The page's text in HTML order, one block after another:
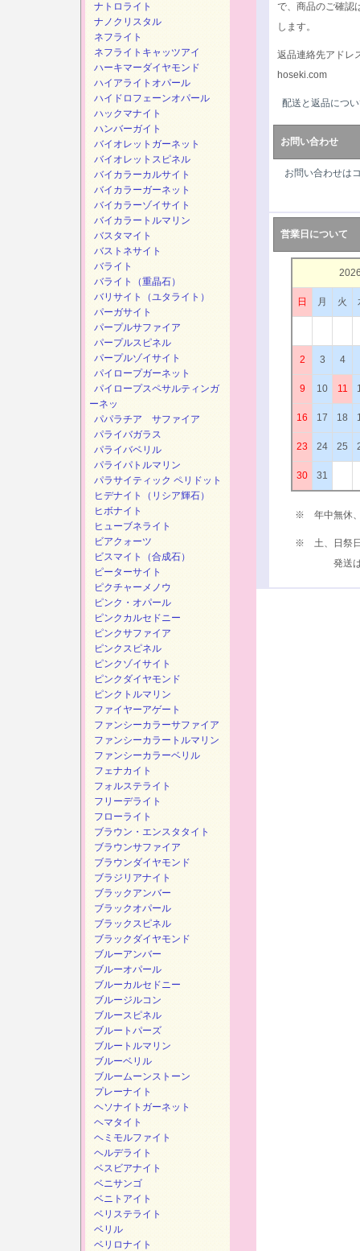
で、商品のご確認
します。
返品連絡先アドレ
hoseki.com
配送と返品につ
お問い合わせ
お問い合わせは
営業日について
日 月 火
2 3 4
9 10 11
16 17 18
23 24 25
30 31
※ 年中無休、
※ 土、日祭日
発送は、
ナトロライト
ナノクリスタル
ネフライト
ネフライトキャッツアイ
ハーキマーダイヤモンド
ハイアライトオパール
ハイドロフェーンオパール
ハックマナイト
ハンバーガイト
バイオレットガーネット
バイオレットスピネル
バイカラーカルサイト
バイカラーガーネット
バイカラーゾイサイト
バイカラートルマリン
バスタマイト
バストネサイト
バライト
バライト（重晶石）
バリサイト（ユタライト）
パーガサイト
パープルサファイア
パープルスピネル
パープルゾイサイト
パイロープガーネット
パイロープスペサルティンガ
ーネッ
パパラチア サファイア
パライバガラス
パライバベリル
パライパトルマリン
パラサイティック ペリドット
ヒデナイト（リシア輝石）
ヒボナイト
ヒューブネライト
ビアクォーツ
ビスマイト（合成石）
ピーターサイト
ピクチャーメノウ
ピンク・オパール
ピンクカルセドニー
ピンクサファイア
ピンクスピネル
ピンクゾイサイト
ピンクダイヤモンド
ピンクトルマリン
ファイヤーアゲート
ファンシーカラーサファイア
ファンシーカラートルマリン
ファンシーカラーベリル
フェナカイト
フォルステライト
フリーデライト
フローライト
ブラウン・エンスタタイト
ブラウンサファイア
ブラウンダイヤモンド
ブラジリアナイト
ブラックアンバー
ブラックオパール
ブラックスピネル
ブラックダイヤモンド
ブルーアンバー
ブルーオパール
ブルーカルセドニー
ブルージルコン
ブルースピネル
ブルートパーズ
ブルートルマリン
ブルーベリル
ブルームーンストーン
プレーナイト
ヘソナイトガーネット
ヘマタイト
ヘミモルファイト
ヘルデライト
ベスビアナイト
ベニサンゴ
ベニトアイト
ベリステライト
ベリル
ベリロナイト